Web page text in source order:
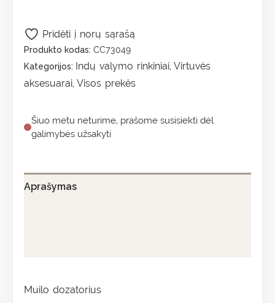
Produkto kodas: CC73049
Kategorijos: Indų valymo rinkiniai, Virtuvės
aksesuarai, Visos prekės
Šiuo metu neturime, prašome susisiekti dėl
galimybės užsakyti
Pridėti į norų sąrašą
Aprašymas
Muilo dozatorius